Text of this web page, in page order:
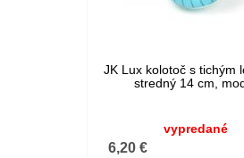
JK Lux kolotoč s tichým
stredný 14 cm,
vypredané
6,20 €